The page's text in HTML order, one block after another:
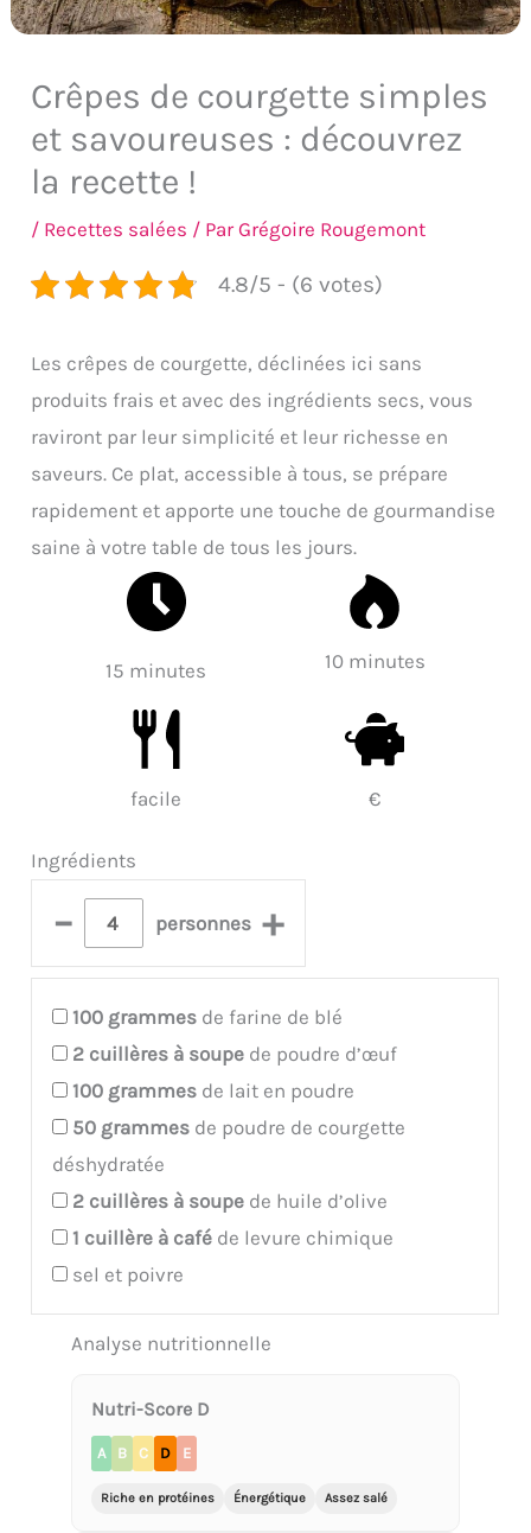
Crêpes de courgette simples
et savoureuses : découvrez
la recette !
/ Recettes salées / ParGrégoire Rougemont
4.8/5 - (6 votes)
Les crêpes de courgette, déclinées ici sans
produits frais et avec des ingrédients secs, vous
raviront par leur simplicité et leur richesse en
saveurs. Ce plat, accessible à tous, se prépare
rapidement et apporte une touche de gourmandise
saine à votre table de tous les jours.
15 minutes 10 minutes
facile €
Ingrédients
– personnes +
100 grammes de farine de blé
2 cuillères à soupe de poudre d’œuf
100 grammes de lait en poudre
50 grammes de poudre de courgette
déshydratée
2 cuillères à soupe de huile d’olive
1 cuillère à café de levure chimique
sel et poivre
Analyse nutritionnelle
Nutri-Score D
A B C D E
Riche en protéines Énergétique Assez salé